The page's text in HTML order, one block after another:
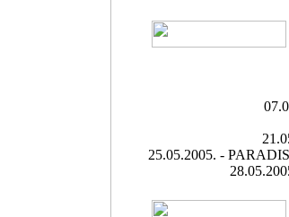
25.05.2005. -